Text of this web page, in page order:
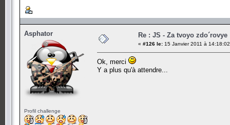
Asphator
Profil challenge
Re : JS - Za tvoyo zdo´rovye
« #126 le: 15 Janvier 2011 à
Ok, merci
Y a plus qu'à attendre...